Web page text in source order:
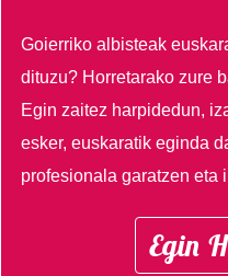
Goierriko albisteak
dituzu? Horretarako zure
Egin zaitez harpidedun,
esker, euskaratik eginda
profesionala garatzen eta
Egin